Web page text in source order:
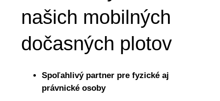
našich mobilných
dočasných plotov
Spoľahlivý partner pre fyzické aj
právnické osoby